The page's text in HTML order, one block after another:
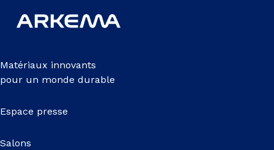
Matériaux innovants
pour un monde durable
Espace presse
Salons